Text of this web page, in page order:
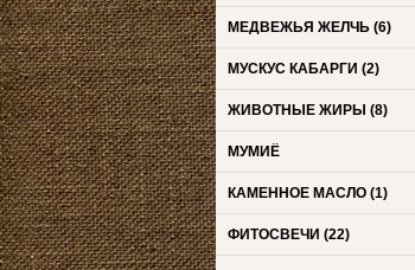
МЕДВЕЖЬЯ ЖЕЛЧЬ (6)
МУСКУС КАБАРГИ (2)
ЖИВОТНЫЕ ЖИРЫ (8)
МУМИЁ
КАМЕННОЕ МАСЛО (1)
ФИТОСВЕЧИ (22)